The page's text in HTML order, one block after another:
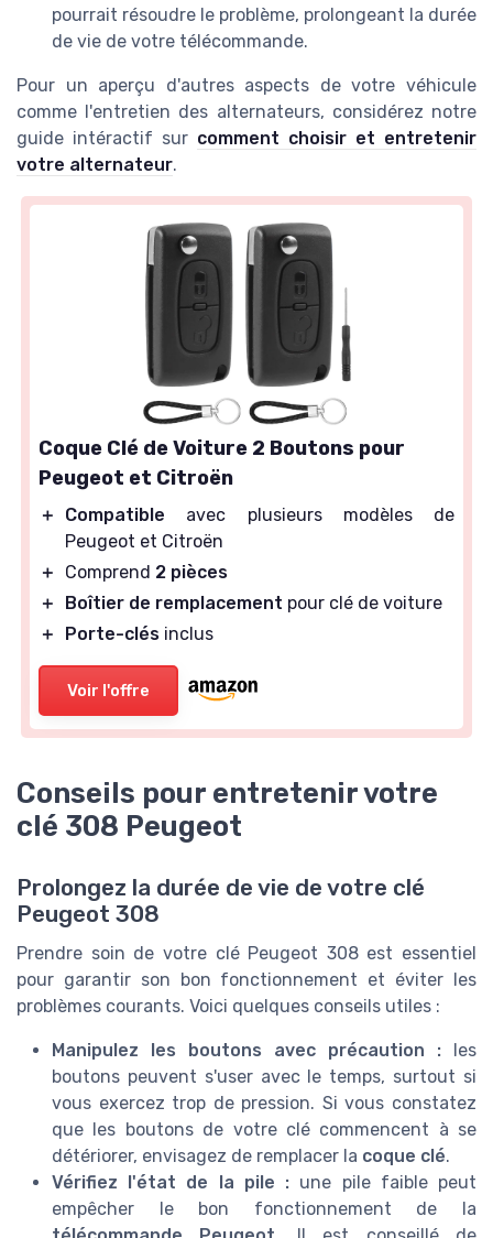
pourrait résoudre le problème, prolongeant la durée
de vie de votre télécommande.
Pour un aperçu d'autres aspects de votre véhicule
comme l'entretien des alternateurs, considérez notre
guide intéractif sur comment choisir et entretenir
votre alternateur.
Coque Clé de Voiture 2 Boutons pour
Peugeot et Citroën
＋ Compatible avec plusieurs modèles de
Peugeot et Citroën
＋
Comprend 2 pièces
＋
Boîtier de remplacement pour clé de voiture
＋
Porte-clés inclus
Voir l'offre
Conseils pour entretenir votre
clé 308 Peugeot
Prolongez la durée de vie de votre clé
Peugeot 308
Prendre soin de votre clé Peugeot 308 est essentiel
pour garantir son bon fonctionnement et éviter les
problèmes courants. Voici quelques conseils utiles :
Manipulez les boutons avec précaution : les
boutons peuvent s'user avec le temps, surtout si
vous exercez trop de pression. Si vous constatez
que les boutons de votre clé commencent à se
détériorer, envisagez de remplacer la coque clé.
Vérifiez l'état de la pile : une pile faible peut
empêcher le bon fonctionnement de la